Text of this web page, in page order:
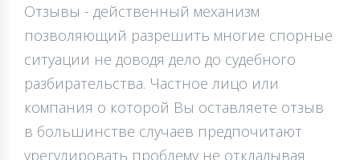
Отзывы - действенный механизм
позволяющий разрешить многие спорные
ситуации не доводя дело до судебного
разбирательства. Частное лицо или
компания о которой Вы оставляете отзыв
в большинстве случаев предпочитают
урегулировать проблему не откладывая